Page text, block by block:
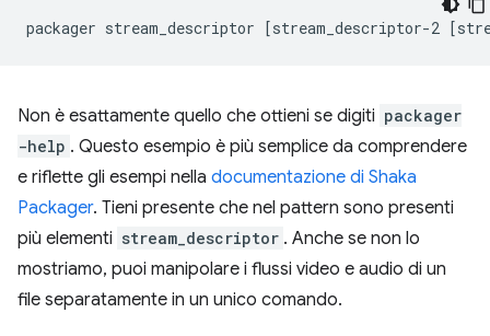
packager stream_descriptor [stream_descriptor-2 [
Non è esattamente quello che ottieni se digiti packager
-help . Questo esempio è più semplice da comprendere
e riflette gli esempi nella documentazione di Shaka
Packager. Tieni presente che nel pattern sono presenti
più elementi stream_descriptor . Anche se non lo
mostriamo, puoi manipolare i flussi video e audio di un
file separatamente in un unico comando.